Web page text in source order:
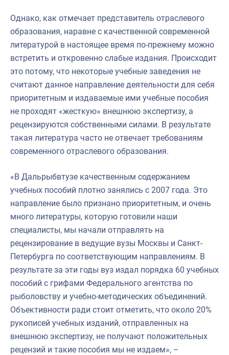
Однако, как отмечает представитель отраслевого
образования, наравне с качественной современной
литературой в настоящее время по-прежнему можно
встретить и откровенно слабые издания. Происходит
это потому, что некоторые учебные заведения не
считают данное направление деятельности для себя
приоритетным и издаваемые ими учебные пособия
не проходят «жесткую» внешнюю экспертизу, а
рецензируются собственными силами. В результате
такая литература часто не отвечает требованиям
современного отраслевого образования.
«В Дальрыбвтузе качественным содержанием
учебных пособий плотно занялись с 2007 года. Это
направление было признано приоритетным, и очень
много литературы, которую готовили наши
специалисты, мы начали отправлять на
рецензирование в ведущие вузы Москвы и Санкт-
Петербурга по соответствующим направлениям. В
результате за эти годы вуз издал порядка 60 учебных
пособий с грифами Федерального агентства по
рыболовству и учебно-методических объединений.
Объективности ради стоит отметить, что около 20%
рукописей учебных изданий, отправленных на
внешнюю экспертизу, не получают положительных
рецензий и такие пособия мы не издаем», –